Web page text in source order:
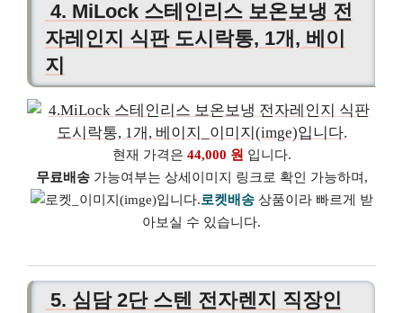
4. MiLock 스테인리스 보온보냉 전
자레인지 식판 도시락통, 1개, 베이
지
현재 가격은 44,000 원 입니다.
무료배송가능여부는 상세이미지 링크로 확인 가능하며,
로켓배송상품이라 빠르게 받
아보실 수 있습니다.
5. 심담 2단 스텐 전자렌지 직장인